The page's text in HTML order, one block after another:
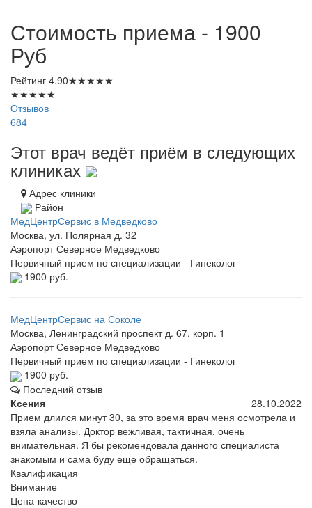
Стоимость приема - 1900
Руб
Рейтинг 4.90★★★★★
★★★★★
Отзывов
684
Этот врач ведёт приём в следующих
клиниках
Адрес клиники
Район
МедЦентрСервис в Медведково
Москва, ул. Полярная д. 32
АэропортСеверное Медведково
Первичный прием по специализации - Гинеколог
1900 руб.
МедЦентрСервис на Соколе
Москва, Ленинградский проспект д. 67, корп. 1
АэропортСеверное Медведково
Первичный прием по специализации - Гинеколог
1900 руб.
Последний отзыв
Ксения
28.10.2022
Прием длился минут 30, за это время врач меня осмотрела и
взяла анализы. Доктор вежливая, тактичная, очень
внимательная. Я бы рекомендовала данного специалиста
знакомым и сама буду еще обращаться.
Квалификация
Внимание
Цена-качество